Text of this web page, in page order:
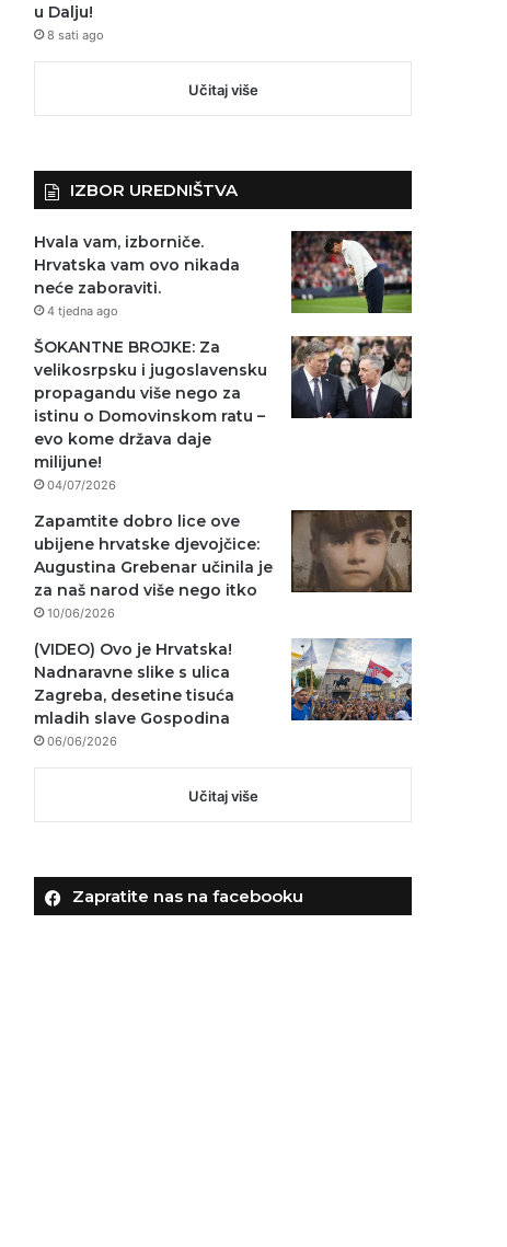
u Dalju!
8 sati ago
Učitaj više
IZBOR UREDNIŠTVA
Hvala vam, izborniče.
Hrvatska vam ovo nikada
neće zaboraviti.
4 tjedna ago
ŠOKANTNE BROJKE: Za
velikosrpsku i jugoslavensku
propagandu više nego za
istinu o Domovinskom ratu –
evo kome država daje
milijune!
04/07/2026
Zapamtite dobro lice ove
ubijene hrvatske djevojčice:
Augustina Grebenar učinila je
za naš narod više nego itko
10/06/2026
(VIDEO) Ovo je Hrvatska!
Nadnaravne slike s ulica
Zagreba, desetine tisuća
mladih slave Gospodina
06/06/2026
Učitaj više
Zapratite nas na facebooku